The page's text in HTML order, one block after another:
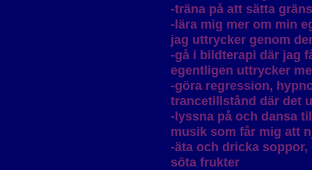
-träna på att sätta
-lära mig mer om min
jag uttrycker genom
-gå i bildterapi där jag
egentligen uttrycker
-göra regression,
trancetillstånd där det
-lyssna på och dansa
musik som får mig att
-äta och dricka
söta frukter